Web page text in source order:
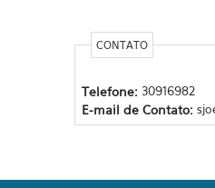
CONTATO
Telefone: 30916982
E-mail de Contato: